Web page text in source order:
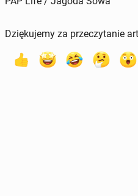
Dziękujemy za przeczytanie